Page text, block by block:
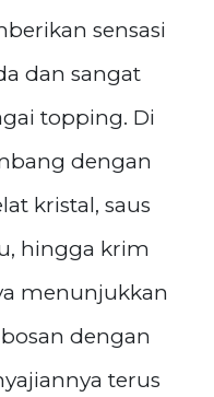
sensasi
dan sangat
topping. Di
dengan
kristal, saus
hingga krim
menunjukkan
dengan
terus